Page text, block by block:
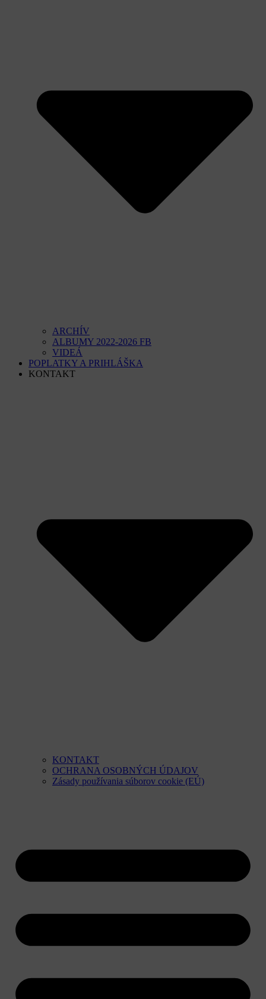
ARCHÍV
ALBUMY 2022-2026 FB
VIDEÁ
POPLATKY A PRIHLÁŠKA
KONTAKT
KONTAKT
OCHRANA OSOBNÝCH ÚDAJOV
Zásady používania súborov cookie (EÚ)